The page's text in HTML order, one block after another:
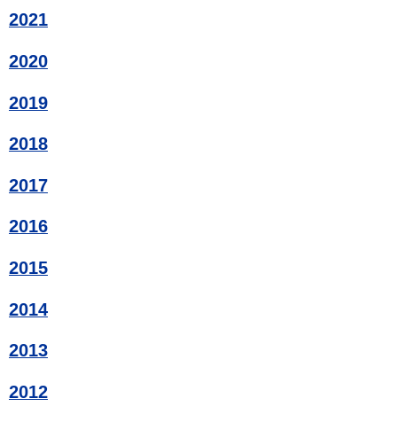
2021
2020
2019
2018
2017
2016
2015
2014
2013
2012